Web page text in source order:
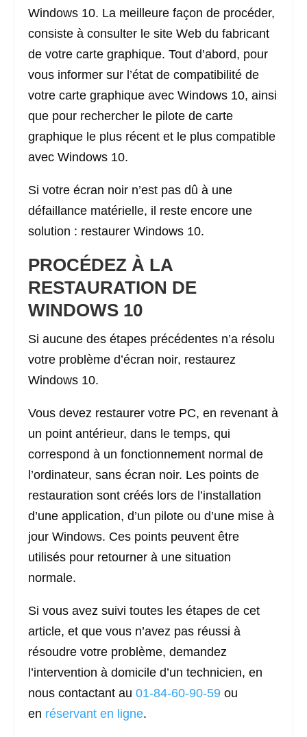
Windows 10. La meilleure façon de procéder,
consiste à consulter le site Web du fabricant
de votre carte graphique. Tout d’abord, pour
vous informer sur l’état de compatibilité de
votre carte graphique avec Windows 10, ainsi
que pour rechercher le pilote de carte
graphique le plus récent et le plus compatible
avec Windows 10.
Si votre écran noir n’est pas dû à une
défaillance matérielle, il reste encore une
solution : restaurer Windows 10.
PROCÉDEZ À LA
RESTAURATION DE
WINDOWS 10
Si aucune des étapes précédentes n’a résolu
votre problème d’écran noir, restaurez
Windows 10.
Vous devez restaurer votre PC, en revenant à
un point antérieur, dans le temps, qui
correspond à un fonctionnement normal de
l’ordinateur, sans écran noir. Les points de
restauration sont créés lors de l’installation
d’une application, d’un pilote ou d’une mise à
jour Windows. Ces points peuvent être
utilisés pour retourner à une situation
normale.
Si vous avez suivi toutes les étapes de cet
article, et que vous n’avez pas réussi à
résoudre votre problème, demandez
l’intervention à domicile d’un technicien, en
nous contactant au 01-84-60-90-59 ou
en réservant en ligne.